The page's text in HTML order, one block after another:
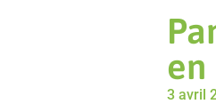
en
3 avril